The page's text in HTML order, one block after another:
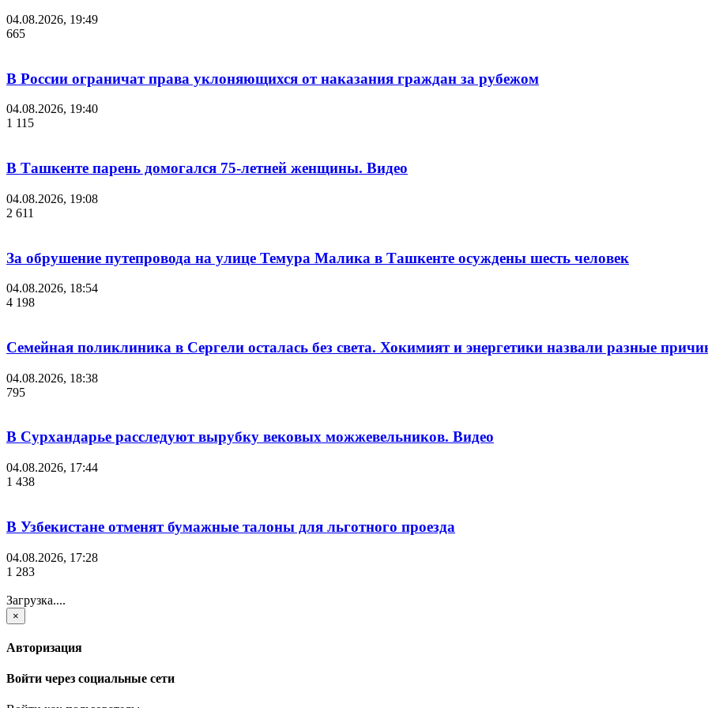
04.08.2026, 19:49
665
В России ограничат права уклоняющихся от наказания граждан за рубежом
04.08.2026, 19:40
1 115
В Ташкенте парень домогался 75-летней женщины. Видео
04.08.2026, 19:08
2 611
За обрушение путепровода на улице Темура Малика в Ташкенте осуждены шесть человек
04.08.2026, 18:54
4 198
Семейная поликлиника в Сергели осталась без света. Хокимият и энергетики назвали разные
04.08.2026, 18:38
795
В Сурхандарье расследуют вырубку вековых можжевельников. Видео
04.08.2026, 17:44
1 438
В Узбекистане отменят бумажные талоны для льготного проезда
04.08.2026, 17:28
1 283
Загрузка....
×
Авторизация
Войти через социальные сети